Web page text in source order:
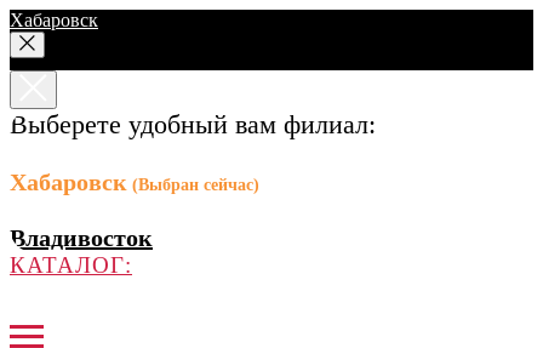
Хабаровск
Выберете удобный вам филиал:
Хабаровск (Выбран сейчас)
Владивосток
КАТАЛОГ: